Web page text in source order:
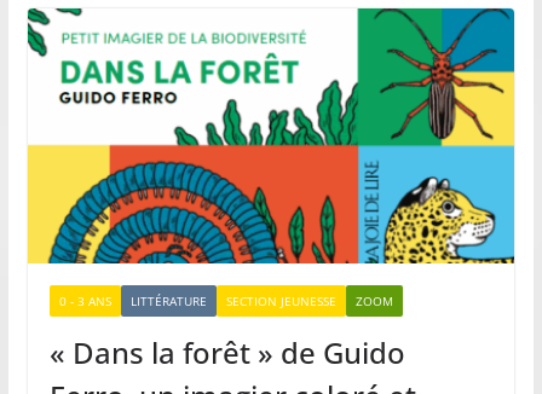
0 - 3 ANS LITTÉRATURE SECTION JEUNESSE ZOOM
« Dans la forêt » de Guido